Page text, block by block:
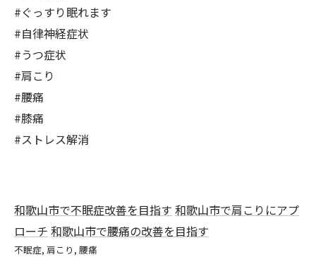
#ぐっすり眠れます
#自律神経症状
#うつ症状
#肩こり
#腰痛
#膝痛
#ストレス解消
和歌山市で不眠症改善を目指す 和歌山市で肩こりにアプ
ローチ 和歌山市で腰痛の改善を目指す
不眠症 肩こり 腰痛